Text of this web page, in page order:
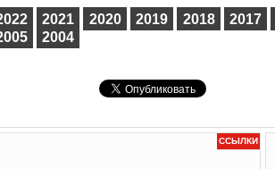
2021 2020 2019 2018 2017
2004
ССЫЛКИ